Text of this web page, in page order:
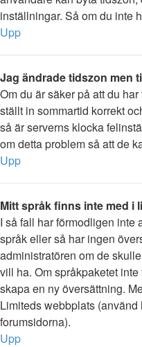
inställningar. Så om du inte
Upp
Jag ändrade tidszon men
Om du är säker på att du
ställt in sommartid korrekt
så är serverns klocka
om detta problem så att de
Upp
Mitt språk finns inte med i
I så fall har förmodligen inte
språk eller så har ingen
administratören om de
vill ha. Om språkpaketet
skapa en ny översättning.
Limiteds webbplats
forumsidorna).
Upp